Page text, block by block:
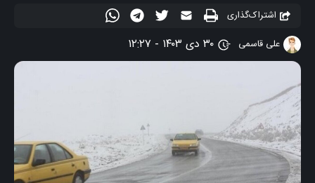
اشتراک‌گذاری
علی قاسمی
۳۰ دی ۱۴۰۳ - ۱۲:۲۷